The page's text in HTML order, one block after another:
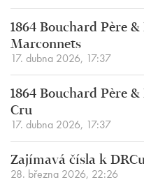
1864 Bouchard Père
Marconnets
17. dubna 2026, 17:37
1864 Bouchard Père
Cru
17. dubna 2026, 17:37
Zajímavá čísla k
28. března 2026, 22:26